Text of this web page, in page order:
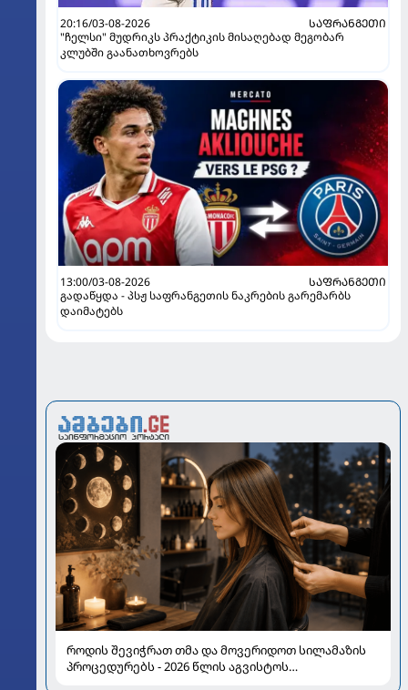
20:16/03-08-2026
ᲡᲐᲤᲠᲐᲜᲒᲔᲗᲘ
"ჩელსი" მუდრიკს პრაქტიკის მისაღებად მეგობარ
კლუბში გაანათხოვრებს
13:00/03-08-2026
ᲡᲐᲤᲠᲐᲜᲒᲔᲗᲘ
გადაწყდა - პსჟ საფრანგეთის ნაკრების გარემარბს
დაიმატებს
როდის შევიჭრათ თმა და მოვერიდოთ სილამაზის
პროცედურებს - 2026 წლის აგვისტოს